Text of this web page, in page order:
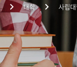
대학 사립